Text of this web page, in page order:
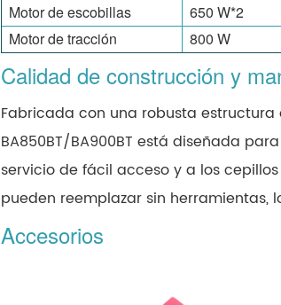
Motor de escobillas
650 W*2
Motor de tracción
800 W
Calidad de construcción y
Fabricada con una robusta
BA850BT/BA900BT está diseñada
servicio de fácil acceso y a los
pueden reemplazar sin herramientas,
Accesorios